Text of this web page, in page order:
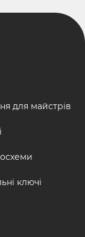
для майстрів
ключі